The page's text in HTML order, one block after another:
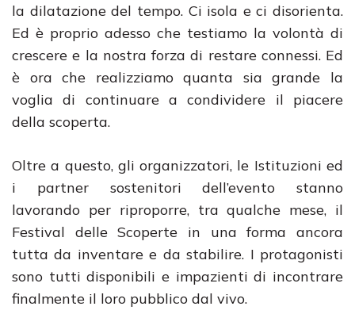
la dilatazione del tempo. Ci isola e ci disorienta.
Ed è proprio adesso che testiamo la volontà di
crescere e la nostra forza di restare connessi. Ed
è ora che realizziamo quanta sia grande la
voglia di continuare a condividere il piacere
della scoperta.
Oltre a questo, gli organizzatori, le Istituzioni ed
i partner sostenitori dell’evento stanno
lavorando per riproporre, tra qualche mese, il
Festival delle Scoperte in una forma ancora
tutta da inventare e da stabilire. I protagonisti
sono tutti disponibili e impazienti di incontrare
finalmente il loro pubblico dal vivo.